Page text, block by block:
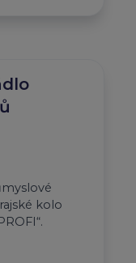
kolo